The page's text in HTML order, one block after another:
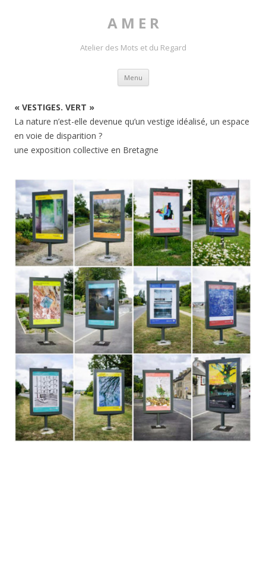
A M E R
Atelier des Mots et du Regard
Menu Skip to content
« VESTIGES. VERT »
La nature n’est-elle devenue qu’un vestige idéalisé, un espace
en voie de disparition ?
une exposition collective en Bretagne